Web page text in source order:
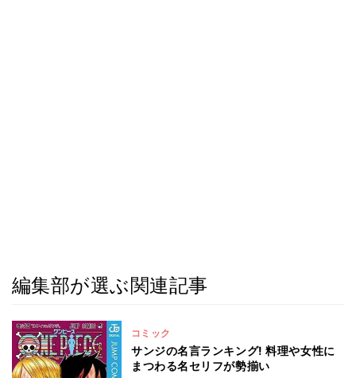
編集部が選ぶ関連記事
コミック
サンジの名言ランキング! 料理や女性に
まつわる名セリフが勢揃い